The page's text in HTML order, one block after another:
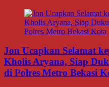
Jon Ucapkan Selamat
Kholis Aryana, Siap
di Polres Metro Bekasi